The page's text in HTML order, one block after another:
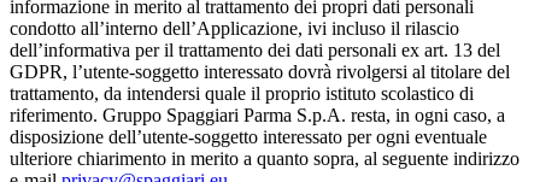
informazione in merito al trattamento dei propri dati personali
condotto all’interno dell’Applicazione, ivi incluso il rilascio
dell’informativa per il trattamento dei dati personali ex art. 13 del
GDPR, l’utente-soggetto interessato dovrà rivolgersi al titolare del
trattamento, da intendersi quale il proprio istituto scolastico di
riferimento. Gruppo Spaggiari Parma S.p.A. resta, in ogni caso, a
disposizione dell’utente-soggetto interessato per ogni eventuale
ulteriore chiarimento in merito a quanto sopra, al seguente indirizzo